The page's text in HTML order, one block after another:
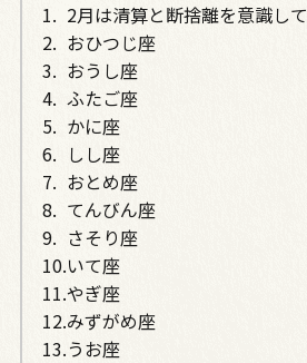
2月は清算と断捨離を意識して
おひつじ座
おうし座
ふたご座
かに座
しし座
おとめ座
てんびん座
さそり座
いて座
やぎ座
みずがめ座
うお座